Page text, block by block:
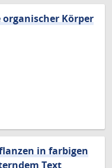
Körper
in farbigen
Text